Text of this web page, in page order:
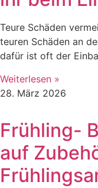
Teure Schäden
teuren Schäden an
dafür ist oft der
Weiterlesen »
28. März 2026
Frühling-
auf